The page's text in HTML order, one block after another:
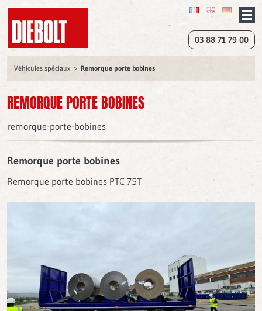
03 88 71 79 00
Véhicules spéciaux Remorque porte bobines
REMORQUE PORTE BOBINES
remorque-porte-bobines
Remorque porte bobines
Remorque porte bobines PTC 75T